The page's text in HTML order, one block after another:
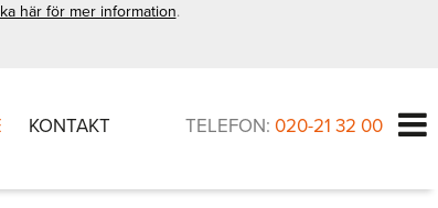
TELEFON: 020-21 32 00
KONTAKT
här för mer information.